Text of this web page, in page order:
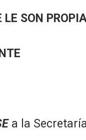
LE SON
a la